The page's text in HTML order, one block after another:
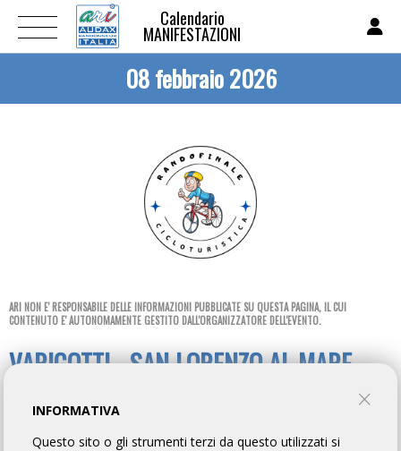
Calendario
MANIFESTAZIONI
08 febbraio 2026
ARI NON E' RESPONSABILE DELLE INFORMAZIONI PUBBLICATE SU QUESTA PAGINA, IL CUI
CONTENUTO E' AUTONOMAMENTE GESTITO DALL'ORGANIZZATORE DELL'EVENTO.
VARIGOTTI - SAN LORENZO AL MARE
PONENTE LIGURE GS
INFORMATIVA
Questo sito o gli strumenti terzi da questo utilizzati si